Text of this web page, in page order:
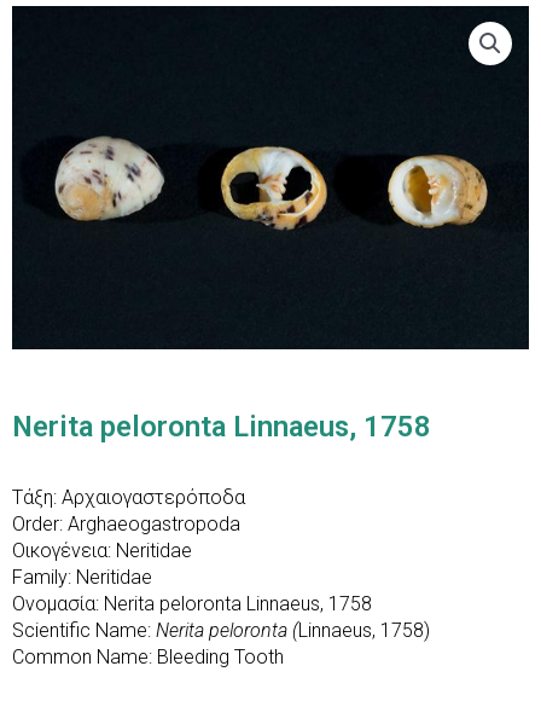
Nerita peloronta Linnaeus, 1758
Τάξη: Αρχαιογαστερόποδα
Order: Arghaeogastropoda
Οικογένεια: Neritidae
Family: Neritidae
Ονομασία: Nerita peloronta Linnaeus, 1758
Scientific Name: Nerita peloronta (Linnaeus, 1758)
Common Name: Bleeding Tooth